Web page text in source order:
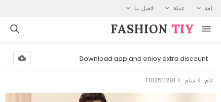
لغة عملة اتصل بنا
FASHION⁠ TIY
Download app and enjoy extra discount
عام منام T102511281